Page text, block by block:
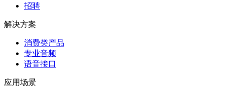
招聘
解决方案
消费类产品
专业音频
语音接口
应用场景